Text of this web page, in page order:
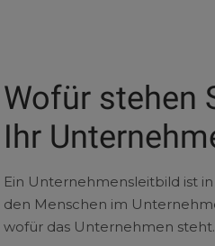
Wofür stehen
Ihr
Ein Unternehmensleitbild ist
den Menschen im
wofür das Unternehmen steht.